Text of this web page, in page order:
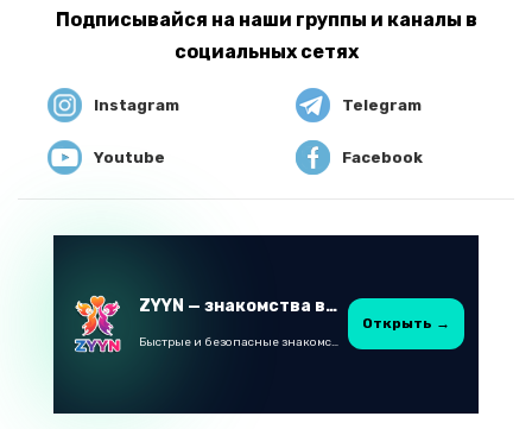
Подписывайся на наши группы и каналы в
социальных сетях
Instagram Telegram
Youtube Facebook
ZYYN — знакомства в Казахстане
Быстрые и безопасные знакомства в Telegram
Открыть →